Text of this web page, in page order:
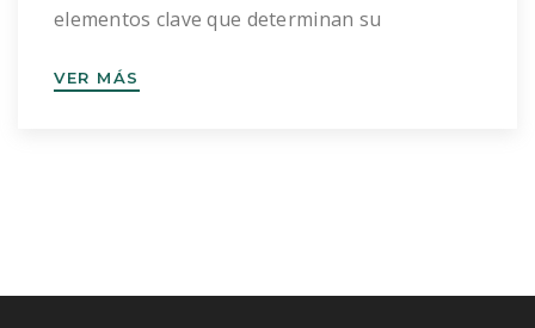
elementos clave que determinan su
esenciales es el Patronato. En este post,
VER MÁS